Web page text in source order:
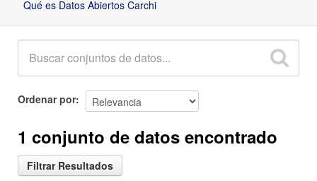
Qué es Datos Abiertos Carchi
Ordenar por
1 conjunto de datos encontrado
Filtrar Resultados